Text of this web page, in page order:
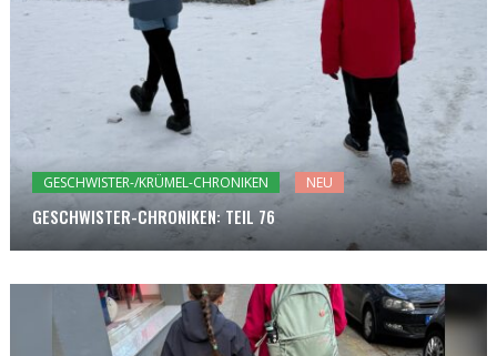
GESCHWISTER-/KRÜMEL-CHRONIKEN NEU
GESCHWISTER-CHRONIKEN: TEIL 76